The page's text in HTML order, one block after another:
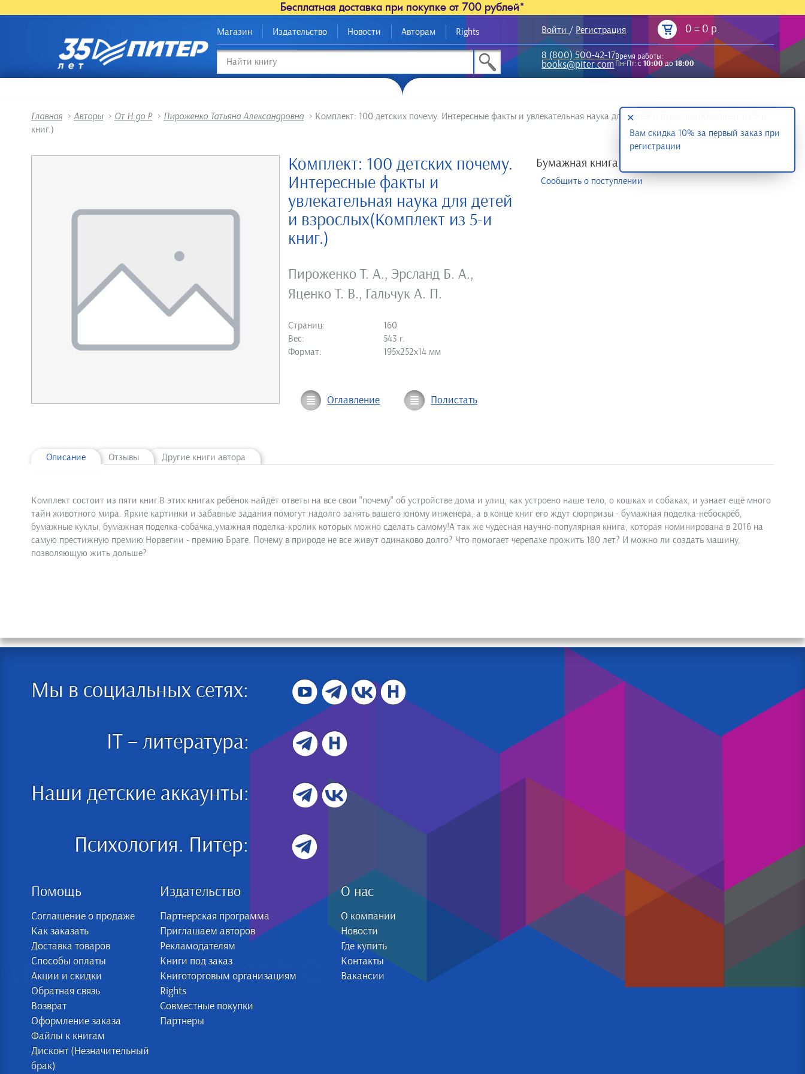
Бесплатная доставка при покупке от 700 рублей*
Магазин Издательство Новости Авторам Rights Войти / Регистрация 0 = 0 р.
8 (800) 500-42-17
books@piter.com
Время работы:
Пн-Пт: с10:00до18:00
Главная > Авторы > От Н до Р > Пироженко Татьяна Александровна > Комплект: 100 детских почему. Интересные факты и увлекательная наука для детей и взрослых(Комплект из 5-и
книг.)
Комплект: 100 детских почему.
Интересные факты и
увлекательная наука для детей
и взрослых(Комплект из 5-и
книг.)
Пироженко Т. А.,Эрсланд Б. А.,
Яценко Т. В., Гальчук А. П.
Страниц:
160
Вес:
543 г.
Формат:
195х252х14 мм
Бумажная книга
Сообщить о поступлении
Оглавление Полистать
Описание Отзывы Другие книги автора
Комплект состоит из пяти книг.В этих книгах ребёнок найдёт ответы на все свои "почему" об устройстве дома и улиц, как устроено наше тело, о кошках и собаках, и узнает ещё много
тайн животного мира. Яркие картинки и забавные задания помогут надолго занять вашего юному инженера, а в конце книг его ждут сюрпризы - бумажная поделка-небоскрёб,
бумажные куклы, бумажная поделка-собачка,умажная поделка-кролик которых можно сделать самому!А так же чудесная научно-популярная книга, которая номинирована в 2016 на
самую престижную премию Норвегии - премию Браге. Почему в природе не все живут одинаково долго? Что помогает черепахе прожить 180 лет? И можно ли создать машину,
позволяющую жить дольше?
Мы в социальных сетях:
IT – литература:
Наши детские аккаунты:
Психология. Питер:
Помощь
Соглашение о продаже
Как заказать
Доставка товаров
Способы оплаты
Акции и скидки
Обратная связь
Возврат
Оформление заказа
Файлы к книгам
Дисконт (Незначительный
брак)
Издательство
Партнерская программа
Приглашаем авторов
Рекламодателям
Книги под заказ
Книготорговым организациям
Rights
Совместные покупки
Партнеры
О нас
О компании
Новости
Где купить
Контакты
Вакансии
Вам скидка 10% за первый заказ при
регистрации
✕